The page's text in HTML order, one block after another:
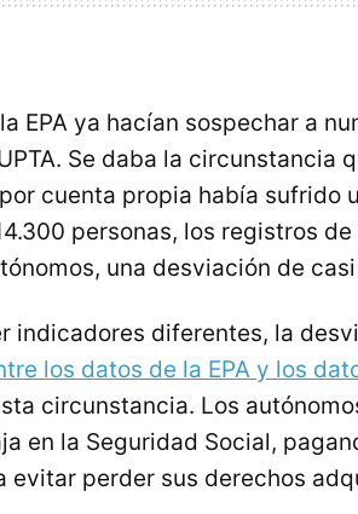
EPA ya hacían sospechar a
Se daba la circunstancia
cuenta propia había sufrido
personas, los registros
una desviación de
indicadores diferentes, la
los datos de la EPA y los
circunstancia. Los
en la Seguridad Social,
evitar perder sus derechos